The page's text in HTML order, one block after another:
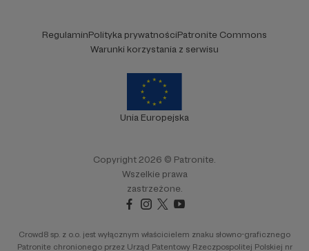
RegulaminPolityka prywatnościPatronite Commons
Warunki korzystania z serwisu
Unia Europejska
Copyright 2026 © Patronite.
Wszelkie prawa
zastrzeżone.
Crowd8 sp. z o.o. jest wyłącznym właścicielem znaku słowno-graficznego
Patronite chronionego przez Urząd Patentowy Rzeczpospolitej Polskiej nr